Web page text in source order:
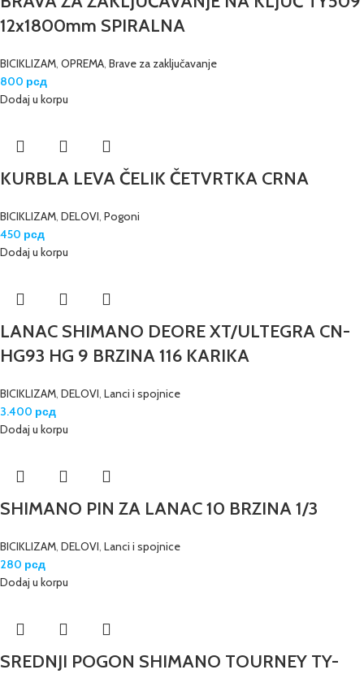
12x1800mm SPIRALNA
BICIKLIZAM, OPREMA, Brave za zaključavanje
800 рсд
Dodaj u korpu
KURBLA LEVA ČELIK ČETVRTKA CRNA
BICIKLIZAM, DELOVI, Pogoni
450 рсд
Dodaj u korpu
LANAC SHIMANO DEORE XT/ULTEGRA CN-
HG93 HG 9 BRZINA 116 KARIKA
BICIKLIZAM, DELOVI, Lanci i spojnice
3.400 рсд
Dodaj u korpu
SHIMANO PIN ZA LANAC 10 BRZINA 1/3
BICIKLIZAM, DELOVI, Lanci i spojnice
280 рсд
Dodaj u korpu
SREDNJI POGON SHIMANO TOURNEY TY-